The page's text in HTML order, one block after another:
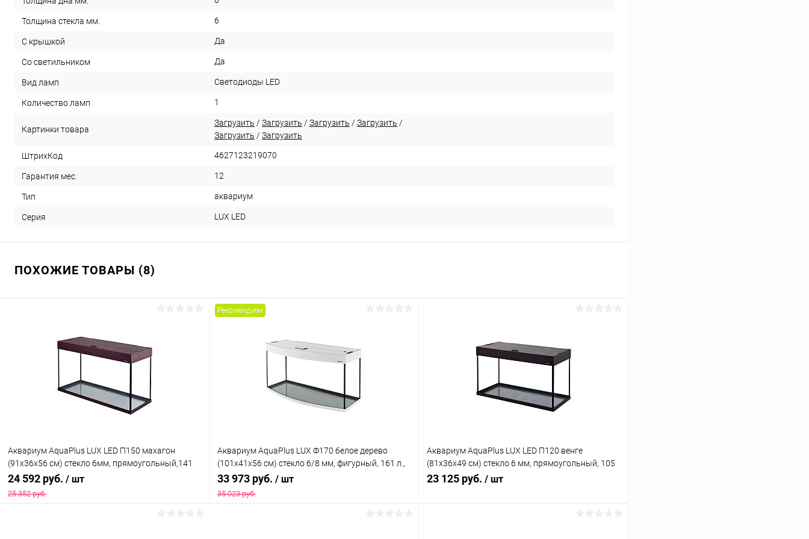
Толщина стекла мм. 6
С крышкой Да
Со светильником Да
Вид ламп Светодиоды LED
Количество ламп 1
Картинки товара
Загрузить / Загрузить / Загрузить / Загрузить /
Загрузить / Загрузить
ШтрихКод 4627123219070
Гарантия мес. 12
Тип аквариум
Серия LUX LED
ПОХОЖИЕ ТОВАРЫ (8)
Аквариум AquaPlus LUX LED П150 махагон
(91х36х56 см) стекло 6мм, прямоугольный,141
л., аквариумный коврик
24 592 руб. / шт
25 352 руб.
Рекомендуем
Аквариум AquaPlus LUX Ф170 белое дерево
(101х41х56 см) стекло 6/8 мм, фигурный, 161 л.,
с лампами Т8 2х30 Вт, аквар. коврик
33 973 руб. / шт
35 023 руб.
Аквариум AquaPlus LUX LED П120 венге
(81х36х49 см) стекло 6 мм, прямоугольный, 105
л., аквар. коврик
23 125 руб. / шт